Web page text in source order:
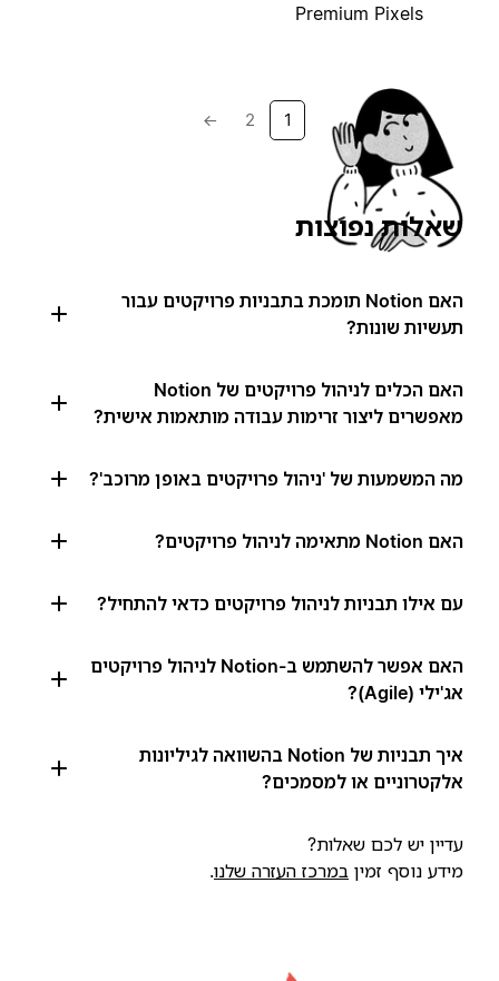
Premium Pixels
1
2
→
שאלות נפוצות
האם Notion תומכת בתבניות פרויקטים עבור
תעשיות שונות?
האם הכלים לניהול פרויקטים של Notion
מאפשרים ליצור זרימות עבודה מותאמות אישית?
מה המשמעות של 'ניהול פרויקטים באופן מרוכב'?
האם Notion מתאימה לניהול פרויקטים?
עם אילו תבניות לניהול פרויקטים כדאי להתחיל?
האם אפשר להשתמש ב-Notion לניהול פרויקטים
אג'ילי (Agile)?
איך תבניות של Notion בהשוואה לגיליונות
אלקטרוניים או למסמכים?
עדיין יש לכם שאלות?
מידע נוסף זמין במרכז העזרה שלנו.